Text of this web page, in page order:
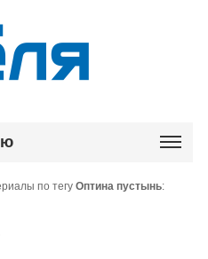
по тегуОптина пустынь: